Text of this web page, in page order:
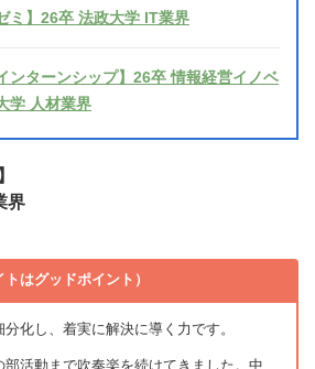
ミ】26卒 法政大学 IT業界
ンターンシップ】26卒 情報経営イノベ
学 人材業界
界
はグッドポイント）
化し、着実に解決に導く力です。
活動まで吹奏楽を続けてきました。中